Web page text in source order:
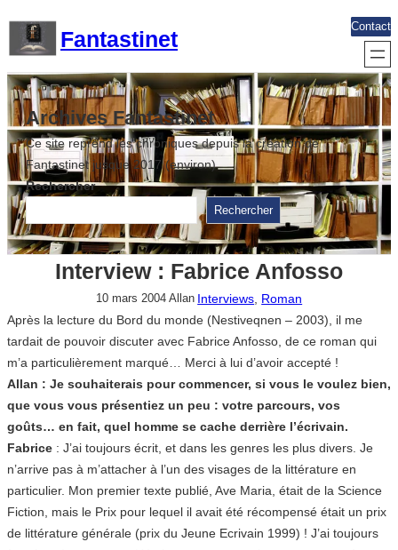
contenu
Fantastinet
Contact
Archives Fantastinet
Ce site reprend les chroniques depuis la création de
Fantastinet jusque 2017 (environ)
Rechercher
Rechercher
Interview : Fabrice Anfosso
10 mars 2004 Allan Interviews Roman
Après la lecture du Bord du monde (Nestiveqnen – 2003), il me
tardait de pouvoir discuter avec Fabrice Anfosso, de ce roman qui
m’a particulièrement marqué… Merci à lui d’avoir accepté !
Allan : Je souhaiterais pour commencer, si vous le voulez bien,
que vous vous présentiez un peu : votre parcours, vos
goûts… en fait, quel homme se cache derrière l’écrivain.
Fabrice : J’ai toujours écrit, et dans les genres les plus divers. Je
n’arrive pas à m’attacher à l’un des visages de la littérature en
particulier. Mon premier texte publié, Ave Maria, était de la Science
Fiction, mais le Prix pour lequel il avait été récompensé était un prix
de littérature générale (prix du Jeune Ecrivain 1999) ! J’ai toujours